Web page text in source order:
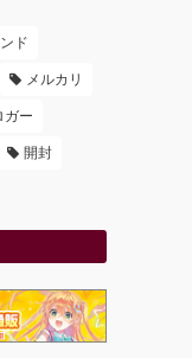
ド
メルカリ
ガー
開封